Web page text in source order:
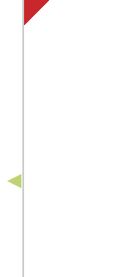
Súhlasím so
odoslania